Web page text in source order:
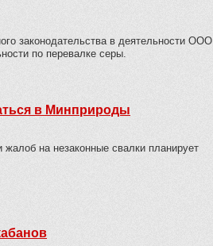
законодательства в деятельности ООО
по перевалке серы.
в Минприроды
на незаконные свалки планирует